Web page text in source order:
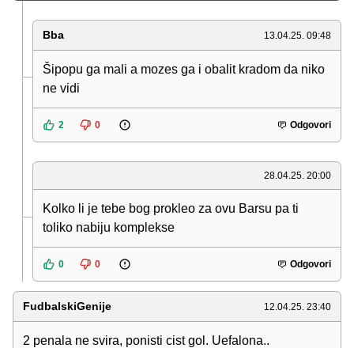
Bba 13.04.25. 09:48
Šipopu ga mali a mozes ga i obalit kradom da niko
ne vidi
2 0 Odgovori
28.04.25. 20:00
Kolko li je tebe bog prokleo za ovu Barsu pa ti
toliko nabiju komplekse
0 0 Odgovori
FudbalskiGenije 12.04.25. 23:40
2 penala ne svira, ponisti cist gol. Uefalona..